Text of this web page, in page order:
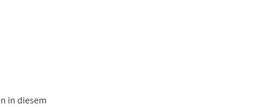
in diesem